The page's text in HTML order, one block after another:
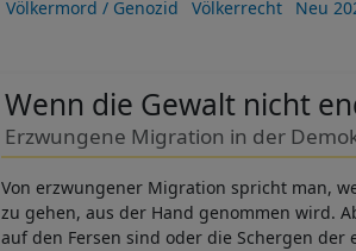
Völkermord / Genozid
Völkerrecht Neu
Wenn die Gewalt nicht
Erzwungene Migration in der
Von erzwungener Migration spricht man,
zu gehen, aus der Hand genommen wird.
auf den Fersen sind oder die Schergen der